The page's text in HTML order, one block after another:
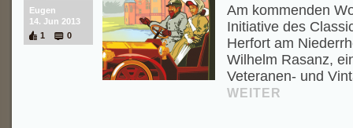
Eugen
14. Jun 2013
1
0
Am kommenden
Initiative des
Herfort am
Wilhelm Rasanz,
Veteranen- und
WEITER